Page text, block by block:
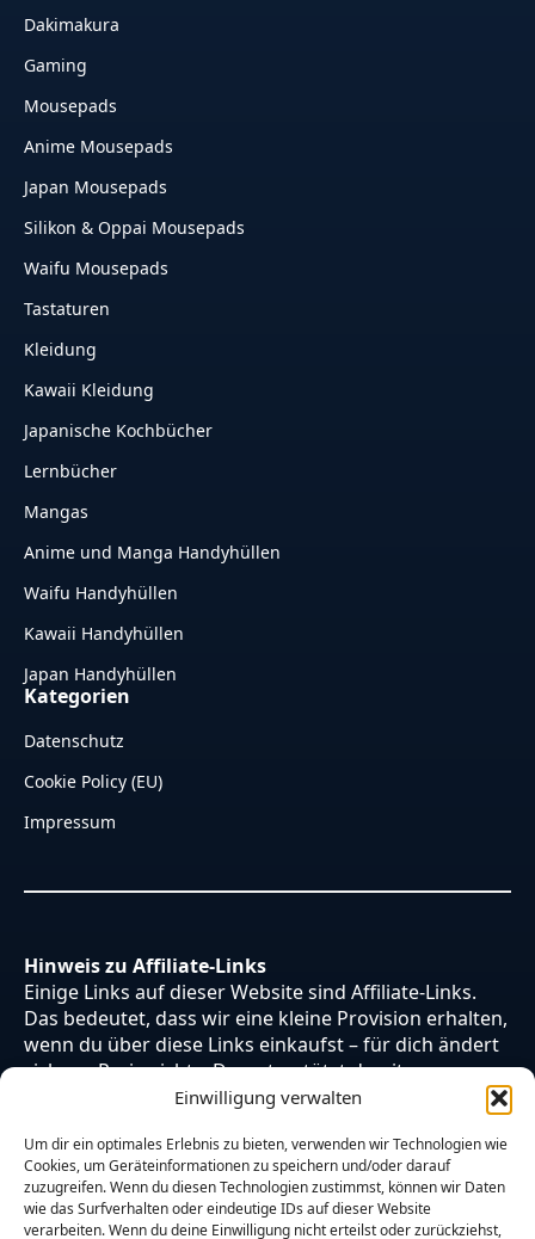
Einwilligung verwalten
Um dir ein optimales Erlebnis zu bieten, verwenden wir Technologien wie
Cookies, um Geräteinformationen zu speichern und/oder darauf
zuzugreifen. Wenn du diesen Technologien zustimmst, können wir Daten
wie das Surfverhalten oder eindeutige IDs auf dieser Website
verarbeiten. Wenn du deine Einwilligung nicht erteilst oder zurückziehst,
Dakimakura
Gaming
Mousepads
Anime Mousepads
Japan Mousepads
Silikon & Oppai Mousepads
Waifu Mousepads
Tastaturen
Kleidung
Kawaii Kleidung
Japanische Kochbücher
Lernbücher
Mangas
Anime und Manga Handyhüllen
Waifu Handyhüllen
Kawaii Handyhüllen
Japan Handyhüllen
Kategorien
Datenschutz
Cookie Policy (EU)
Impressum
Hinweis zu Affiliate-Links
Einige Links auf dieser Website sind Affiliate-Links.
Das bedeutet, dass wir eine kleine Provision erhalten,
wenn du über diese Links einkaufst – für dich ändert
sich am Preis nichts. Du unterstützt damit unsere
Arbeit. Vielen Dank dafür!